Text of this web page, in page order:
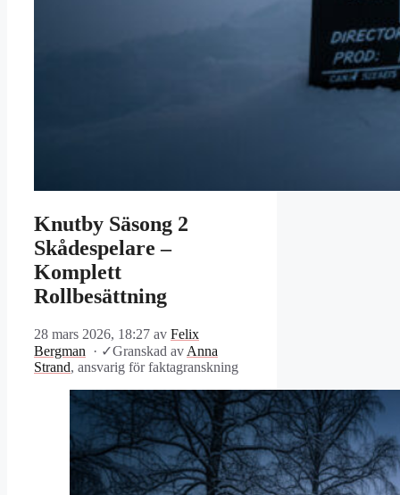
Knutby Säsong 2
Skådespelare –
Komplett
Rollbesättning
28 mars 2026, 18:27 av Felix
Bergman
· ✓Granskad av Anna
Strand, ansvarig för faktagranskning